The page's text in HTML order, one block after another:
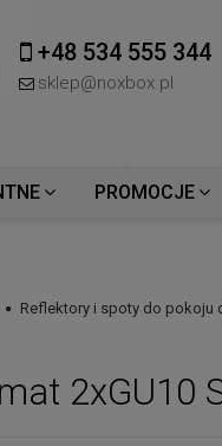
+48 534 555 344
sklep@noxbox.pl
PROMOCJE
Reflektory i spoty do pokoju
2xGU10